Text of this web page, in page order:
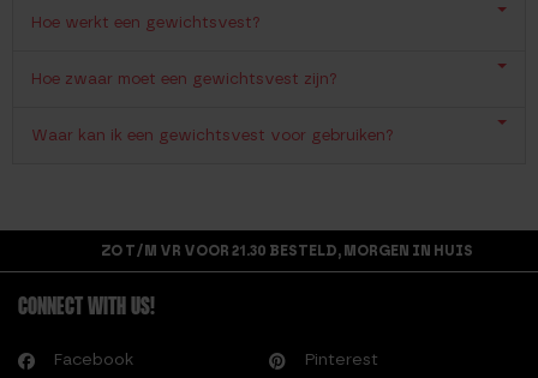
Hoe werkt een gewichtsvest?
Hoe zwaar moet een gewichtsvest zijn?
Waar kan ik een gewichtsvest voor gebruiken?
ZO T/M VR VOOR 21.30 BESTELD, MORGEN IN HUIS
CONNECT WITH US!
Facebook Pinterest